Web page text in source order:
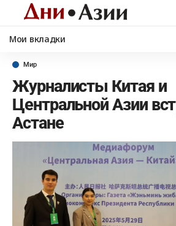
Мои вкладки
Мир
Журналисты Китая и
Центральной Азии
Астане